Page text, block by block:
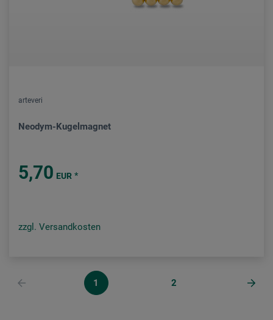
arteveri
Neodym-Kugelmagnet
5,70 EUR *
zzgl. Versandkosten
1 2